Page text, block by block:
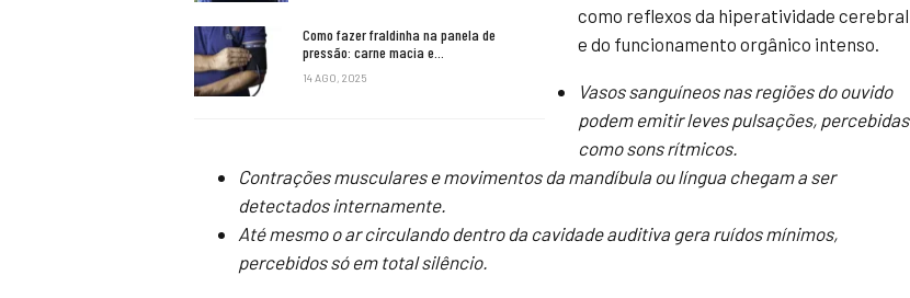
Como fazer fraldinha na panela de
pressão: carne macia e…
14 AGO, 2025
como reflexos da hiperatividade cerebral
e do funcionamento orgânico intenso.
Vasos sanguíneos nas regiões do ouvido
podem emitir leves pulsações, percebidas
como sons rítmicos.
Contrações musculares e movimentos da mandíbula ou língua chegam a ser
detectados internamente.
Até mesmo o ar circulando dentro da cavidade auditiva gera ruídos mínimos,
percebidos só em total silêncio.